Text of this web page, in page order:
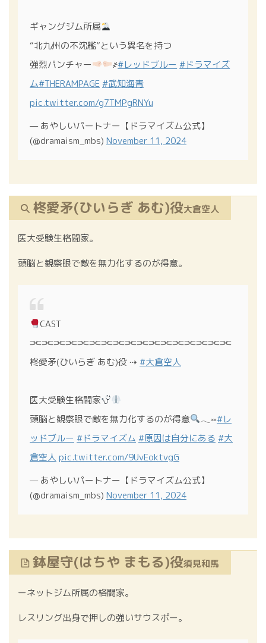
ギャングジム所属
“北九州の不沈艦”という異名を持つ
強烈パンチャー
҂#レッドブルー #ドラマイズ
ム#THERAMPAGE #武知海青
pic.twitter.com/g7TMPgRNYu
— あやしいパートナー【ドラマイズム公式】
(@dramaism_mbs) November 11, 2024
柊愛矛(ひいらぎ あむ)役大倉空人
医大受験生格闘家。
頭脳と観察眼で敵を無力化するのが得意。
CAST
⫘⫘⫘⫘⫘⫘⫘⫘⫘⫘⫘⫘⫘⫘⫘⫘⫘
柊愛矛(ひいらぎ あむ)役 ⇢ #大倉空人
医大受験生格闘家
頭脳と観察眼で敵を無力化するのが得意
𓂃༞#レ
ッドブルー #ドラマイズム #原因は自分にある #大
倉空人 pic.twitter.com/9UvEoktvgG
— あやしいパートナー【ドラマイズム公式】
(@dramaism_mbs) November 11, 2024
鉢屋守(はちや まもる)役須見和馬
ーネットジム所属の格闘家。
レスリング出身で押しの強いサウスポー。